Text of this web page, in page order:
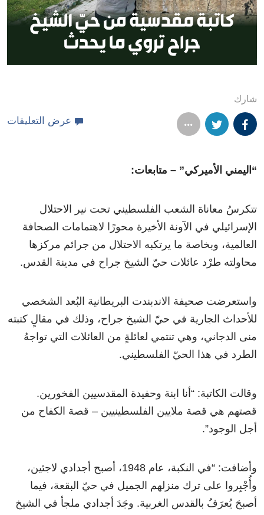
شارك
عرض التعليقات
“اليمني الأميركي” – متابعات:
تتكرسُ معاناة الشعب الفلسطيني تحت نير الاحتلال
الإسرائيلي في الآونة الأخيرة محورًا لاهتمامات الصحافة
العالمية، وبخاصة ما يرتكبه الاحتلال من جرائم مركزها
محاولته طرْد عائلات حيّ الشيخ جراح في مدينة القدس.
واستعرضت صحيفة الاندبندت البريطانية البُعد الشخصي
للأحداث الجارية في حيّ الشيخ جراح، وذلك في مقالٍ كتبته
منى الدجاني، وهي تنتمي لعائلةٍ من العائلات التي تواجهُ
الطرد في هذا الحيّ الفلسطيني.
وقالت الكاتبة: “أنا ابنة وحفيدة المقدسيين الفخورين.
قصتهم هي قصة ملايين الفلسطينيين – قصة الكفاح من
أجل الوجود”.
وأضافت: “في النكبة، عام 1948، أصبح أجدادي لاجئين،
وأُجْبِروا على ترك منزلهم الجميل في حيّ البقعة، فيما
أصبحَ يُعرَفُ بالقدس الغربية. وجَدَ أجدادي ملجأ في الشيخ